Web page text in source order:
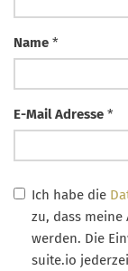
Name *
E-Mail Adresse *
Ich habe die
zu, dass
werden. Die
suite.io